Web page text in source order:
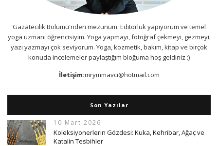
Gazatecilik Bölümü'nden mezunum. Editörlük yapıyorum ve temel
yoga uzmanı öğrencisiyim. Yoga yapmayı, fotoğraf çekmeyi, gezmeyi,
yazı yazmayı çok seviyorum. Yoga, kozmetik, bakım, kitap ve birçok
konuda incelemeler paylaştığım bloğuma hoş geldiniz :)
İletişim:mrymmavci@hotmail.com
Son Yazılar
10 Mart 2026
Koleksiyonerlerin Gözdesi: Kuka, Kehribar, Ağaç ve
Katalin Tesbihler